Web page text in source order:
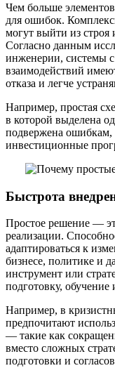
Чем больше
для ошибок.
могут выйти из строя
Согласно данным
инженерии, системы
взаимодействий
отказа и легче
Например, простая
в которой выделена
подвержена
инвестиционные
Быстрота
Простое решение —
реализации.
адаптироваться к
бизнесе, политике и
инструмент или
подготовку, обучение
Например, в
предпочитают
— такие как
вместо сложных
подготовки и